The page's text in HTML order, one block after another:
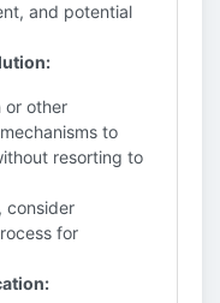
and potential
or other
to
resorting to
consider
for